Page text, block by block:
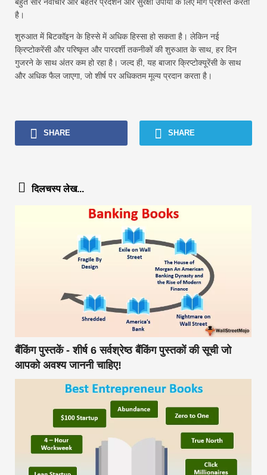
बहुत सारे नवाचार और बेहतर प्रदर्शन और सुरक्षा उपायों के लिए मार्ग प्रशस्त करता
है।
शुरुआत में बिटकॉइन के हिस्से में अधिक हिस्सा हो सकता है। लेकिन नई
क्रिप्टोकरेंसी और परिष्कृत और पारदर्शी तकनीकों की शुरुआत के साथ, हर दिन
गुजरने के साथ अंतर कम हो रहा है। जल्द ही, यह बाजार क्रिप्टोक्यूरेंसी के साथ
और अधिक फैल जाएगा, जो शीर्ष पर अधिकतम मूल्य प्रदान करता है।
SHARE SHARE
दिलचस्प लेख...
बैंकिंग पुस्तकें - शीर्ष 6 सर्वश्रेष्ठ बैंकिंग पुस्तकों की सूची जो
आपको अवश्य जाननी चाहिए!